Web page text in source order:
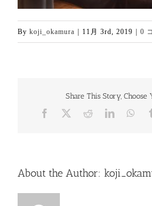
By koji_okamura 11月 3rd, 2019 0
Share This Story, Choose
Facebook Reddit
About the Author: